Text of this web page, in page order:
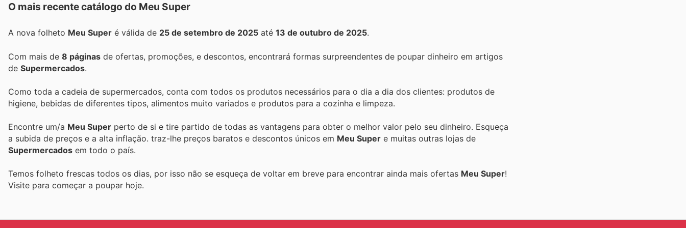
O mais recente catálogo do Meu Super
A nova folheto Meu Super é válida de 25 de setembro de 2025 até 13 de outubro de 2025.
Com mais de 8 páginas de ofertas, promoções, e descontos, encontrará formas surpreendentes de poupar dinheiro em artigos
de Supermercados.
Como toda a cadeia de supermercados, conta com todos os produtos necessários para o dia a dia dos clientes: produtos de
higiene, bebidas de diferentes tipos, alimentos muito variados e produtos para a cozinha e limpeza.
Encontre um/a Meu Super perto de si e tire partido de todas as vantagens para obter o melhor valor pelo seu dinheiro. Esqueça
a subida de preços e a alta inflação. traz-lhe preços baratos e descontos únicos em Meu Super e muitas outras lojas de
Supermercados em todo o país.
Temos folheto frescas todos os dias, por isso não se esqueça de voltar em breve para encontrar ainda mais ofertas Meu Super!
Visite para começar a poupar hoje.